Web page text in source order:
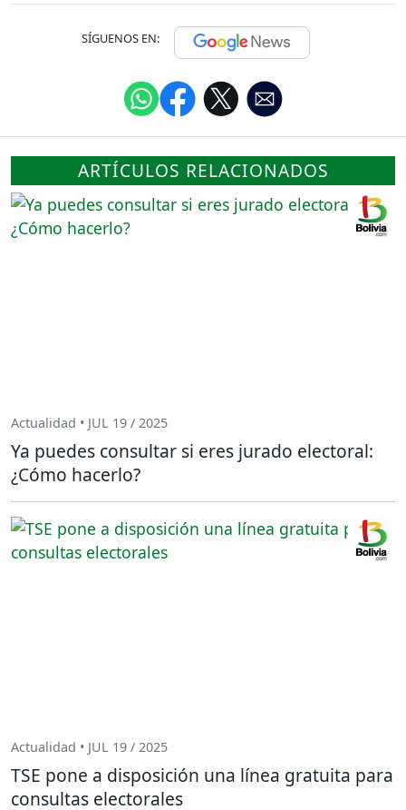
SÍGUENOS EN:
ARTÍCULOS RELACIONADOS
Actualidad • JUL 19 / 2025
Ya puedes consultar si eres jurado electoral:
¿Cómo hacerlo?
Actualidad • JUL 19 / 2025
TSE pone a disposición una línea gratuita para
consultas electorales